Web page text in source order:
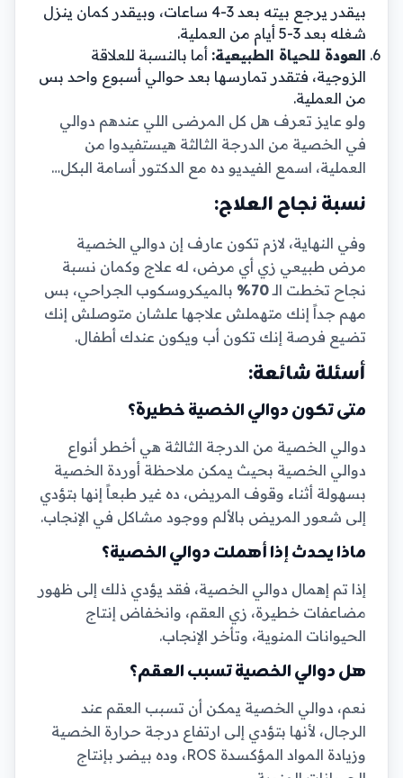
بيقدر يرجع بيته بعد 3-4 ساعات، وبيقدر كمان ينزل
شغله بعد 3-5 أيام من العملية.
العودة للحياة الطبيعية: أما بالنسبة للعلاقة
الزوجية، فتقدر تمارسها بعد حوالي أسبوع واحد بس
من العملية.
ولو عايز تعرف هل كل المرضى اللي عندهم دوالي
في الخصية من الدرجة الثالثة هيستفيدوا من
العملية، اسمع الفيديو ده مع الدكتور أسامة البكل…
نسبة نجاح العلاج:
وفي النهاية، لازم تكون عارف إن دوالي الخصية
مرض طبيعي زي أي مرض، له علاج وكمان نسبة
نجاح تخطت الـ70%
بالميكروسكوب الجراحي، بس
مهم جداً إنك متهملش علاجها علشان متوصلش إنك
تضيع فرصة إنك تكون أب ويكون عندك أطفال.
أسئلة شائعة:
متى تكون دوالي الخصية خطيرة؟
دوالي الخصية من الدرجة الثالثة هي أخطر أنواع
دوالي الخصية بحيث يمكن ملاحظة أوردة الخصية
بسهولة أثناء وقوف المريض، ده غير طبعاً إنها بتؤدي
إلى شعور المريض بالألم ووجود مشاكل في الإنجاب.
ماذا يحدث إذا أهملت دوالي الخصية؟
إذا تم إهمال دوالي الخصية، فقد يؤدي ذلك إلى ظهور
مضاعفات خطيرة، زي العقم، وانخفاض إنتاج
الحيوانات المنوية، وتأخر الإنجاب.
هل دوالي الخصية تسبب العقم؟
نعم، دوالي الخصية يمكن أن تسبب العقم عند
الرجال، لأنها بتؤدي إلى ارتفاع درجة حرارة الخصية
وزيادة المواد المؤكسدة ROS، وده بيضر بإنتاج